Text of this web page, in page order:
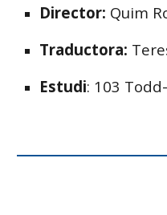
Director: Quim
Traductora:
Estudi: 103